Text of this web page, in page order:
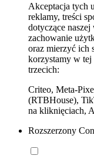
Akceptacja tych
reklamy, treści
dotyczące
zachowanie
oraz mierzyć ich
korzystamy w tej
trzecich:
Criteo, Meta-
(RTBHouse),
na kliknięciach,
Rozszerzony